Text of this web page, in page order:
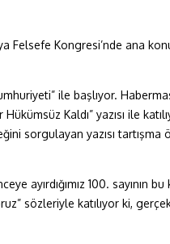
Felsefe Kongresi’nde ana
ile başlıyor.
Kaldı” yazısı ile
sorgulayan yazısı
ayırdığımız 100. sayının
sözleriyle katılıyor ki,